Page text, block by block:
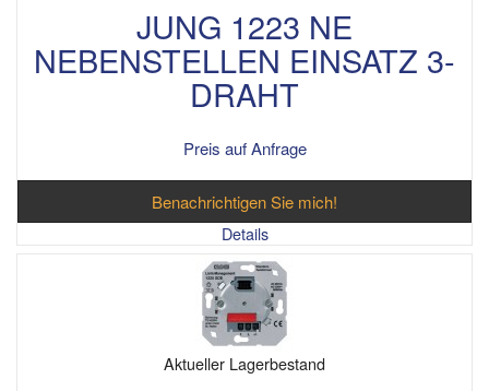
JUNG 1223 NE
NEBENSTELLEN EINSATZ 3-
DRAHT
Preis auf Anfrage
Benachrichtigen Sie mich!
Details
Aktueller Lagerbestand